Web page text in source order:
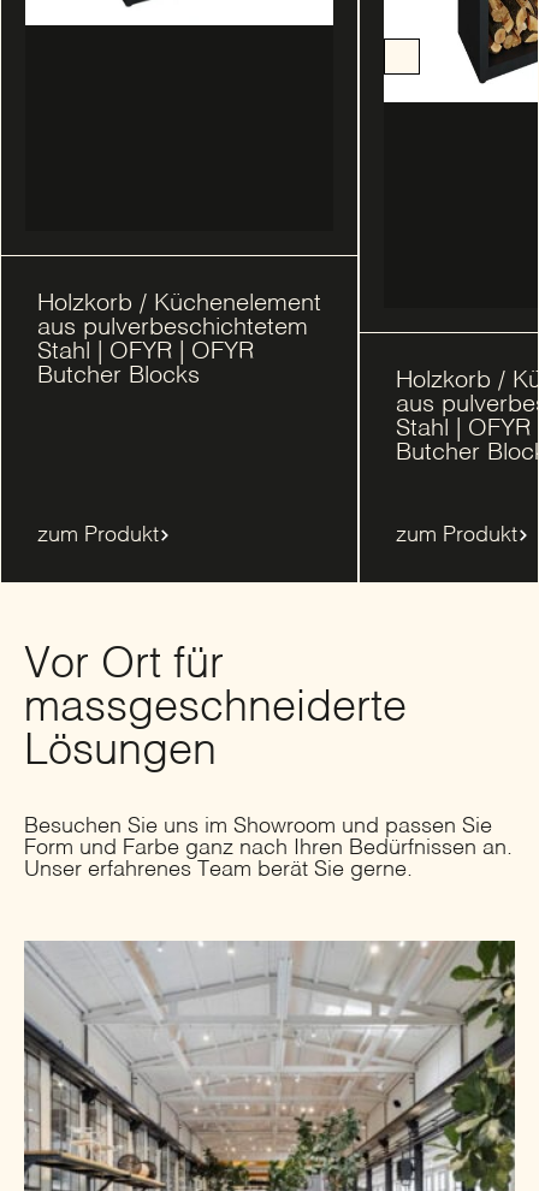
Holzkorb / Küchenelement
aus pulverbeschichtetem
Stahl | OFYR | OFYR
Butcher Blocks
zum Produkt
Holzkorb /
aus
Stahl | OFYR
Butcher
zum Produkt
Vor Ort für
massgeschneiderte
Lösungen
Besuchen Sie uns im Showroom und passen Sie
Form und Farbe ganz nach Ihren Bedürfnissen an.
Unser erfahrenes Team berät Sie gerne.